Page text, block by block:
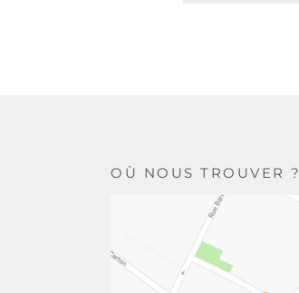
OÙ NOUS TROUVER ?